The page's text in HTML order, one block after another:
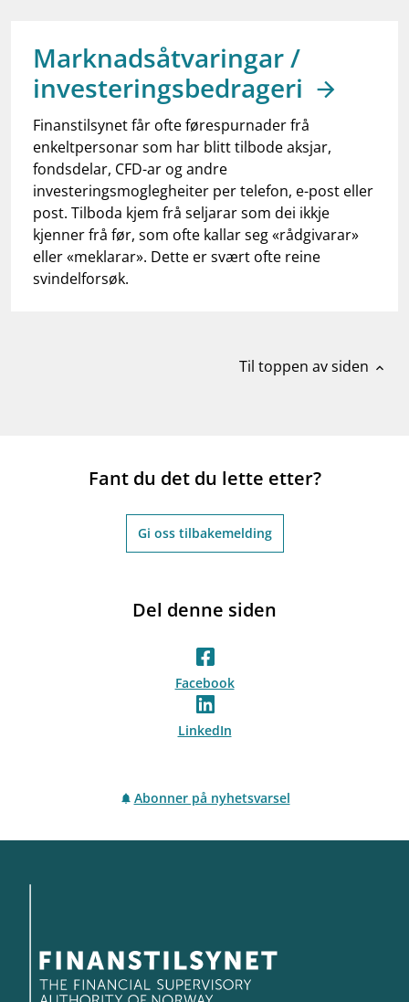
dashboardInformasjon for investorer
notifications_noneAbonner på nyhetsvarsel
Marknadsåtvaringar /
investeringsbedrageri
Finanstilsynet får ofte førespurnader frå
enkeltpersonar som har blitt tilbode aksjar,
fondsdelar, CFD-ar og andre
investeringsmoglegheiter per telefon, e-post eller
post. Tilboda kjem frå seljarar som dei ikkje
kjenner frå før, som ofte kallar seg «rådgivarar»
eller «meklarar». Dette er svært ofte reine
svindelforsøk.
Til toppen av siden expand_less
Fant du det du lette etter?
Gi oss tilbakemelding
Del denne siden
Facebook
LinkedIn
Abonner på nyhetsvarsel